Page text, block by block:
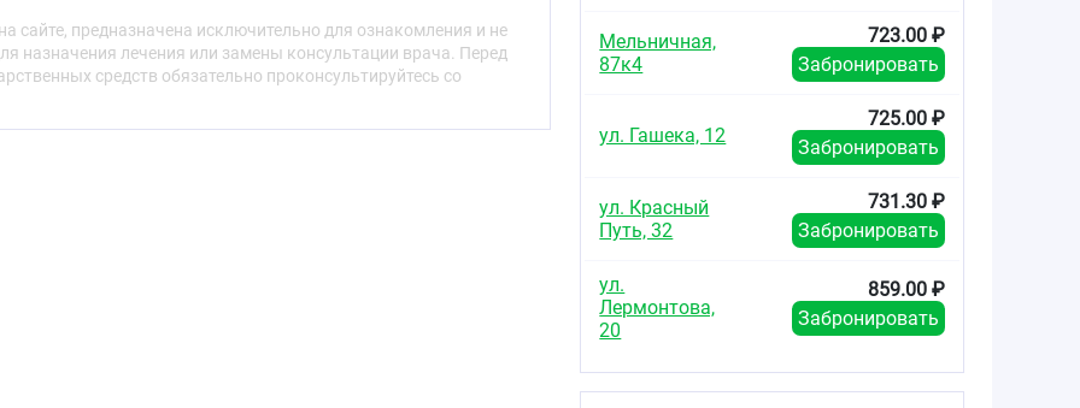
препаратами. В Вашем организме образуются
активные вещества, которые участвуют в
При таких заболеваниях, как ревматоидный
организме будет происходить увеличение
сайте, предназначена исключительно для ознакомления и не
назначения лечения или замены консультации врача. Перед
средств обязательно проконсультируйтесь со
Мельничная,
87к4
723.00 ₽
Забронировать
ул. Гашека, 12
725.00 ₽
Забронировать
ул. Красный
Путь, 32
731.30 ₽
Забронировать
ул.
Лермонтова,
20
859.00 ₽
Забронировать